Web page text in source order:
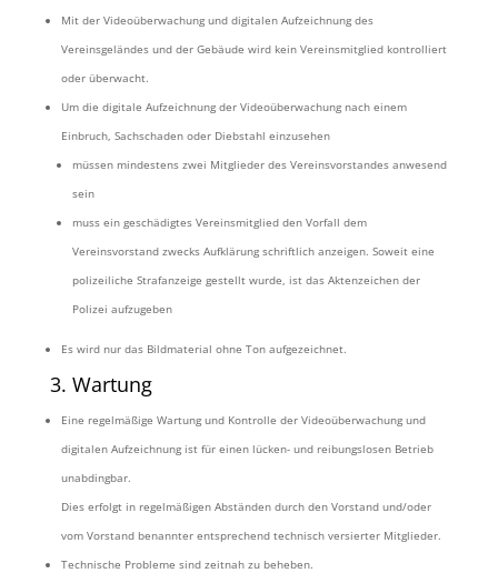
Mit der Videoüberwachung und digitalen Aufzeichnung des
Vereinsgeländes und der Gebäude wird kein Vereinsmitglied kontrolliert
oder überwacht.
Um die digitale Aufzeichnung der Videoüberwachung nach einem
Einbruch, Sachschaden oder Diebstahl einzusehen
müssen mindestens zwei Mitglieder des Vereinsvorstandes anwesend
sein
muss ein geschädigtes Vereinsmitglied den Vorfall dem
Vereinsvorstand zwecks Aufklärung schriftlich anzeigen. Soweit eine
polizeiliche Strafanzeige gestellt wurde, ist das Aktenzeichen der
Polizei aufzugeben
Es wird nur das Bildmaterial ohne Ton aufgezeichnet.
3. Wartung
Eine regelmäßige Wartung und Kontrolle der Videoüberwachung und
digitalen Aufzeichnung ist für einen lücken- und reibungslosen Betrieb
unabdingbar.
Dies erfolgt in regelmäßigen Abständen durch den Vorstand und/oder
vom Vorstand benannter entsprechend technisch versierter Mitglieder.
Technische Probleme sind zeitnah zu beheben.